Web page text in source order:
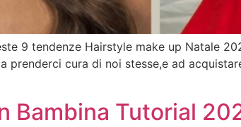
9 tendenze Hairstyle make up Natale
cura di noi stesse,e ad
Bambina Tutorial